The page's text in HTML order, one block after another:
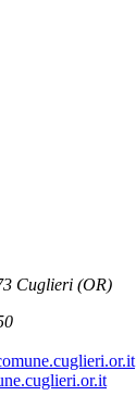
Cuglieri (OR)